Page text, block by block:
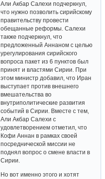
Али Акбар Салехи подчеркнул,
что нужно позволить сирийскому
правительству провести
обещанные реформы. Салехи
также подчеркнул, что
предложенный Аннаном с целью
урегулирования сирийского
вопроса пакет из 6 пунктов был
принят и властями Сирии. При
этом министр добавил, что Иран
выступает против внешнего
вмешательства во
внутриполитические развития
событий в Сирии. Вместе с тем,
Али Акбар Салехи с
удовлетворением отметил, что
Кофи Аннан в рамках своей
посреднической миссии не
поднял вопрос о смене власти в
Сирии.
Но вот именно этого и хотят